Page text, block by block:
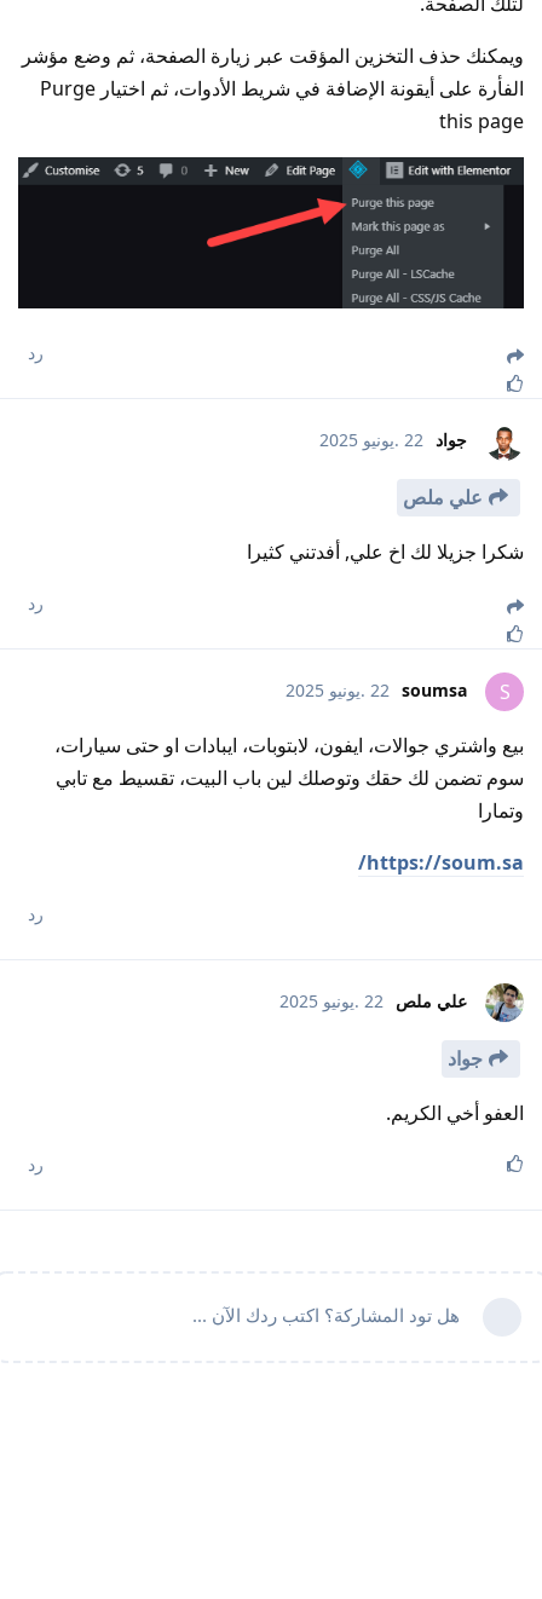
ويمكنك حذف التخزين المؤقت عبر زيارة الصفحة، ثم وضع مؤشر
الفأرة على أيقونة الإضافة في شريط الأدوات، ثم اختيار Purge
this page
رد
جواد 22 .يونيو 2025
علي ملص
شكرا جزيلا لك اخ علي, أفدتني كثيرا
رد
S
soumsa 22 .يونيو 2025
بيع واشتري جوالات، ايفون، لابتوبات، ايبادات او حتى سيارات،
سوم تضمن لك حقك وتوصلك لين باب البيت، تقسيط مع تابي
وتمارا
https://soum.sa/
رد
علي ملص 22 .يونيو 2025
جواد
العفو أخي الكريم.
رد
هل تود المشاركة؟ اكتب ردك الآن ...